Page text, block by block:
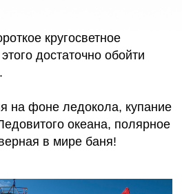
экспедиции
путешественники
попытки